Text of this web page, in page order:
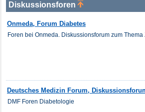
Diskussionsforen
Onmeda, Forum Diabetes
Foren bei Onmeda. Diskussionsforum zum
Deutsches Medizin Forum,
DMF Foren Diabetologie